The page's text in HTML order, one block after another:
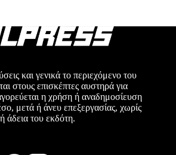
και γενικά το περιεχόμενο του
στους επισκέπτες αυστηρά για
η χρήση ή αναδημοσίευση
μετά ή άνευ επεξεργασίας, χωρίς
άδεια του εκδότη.